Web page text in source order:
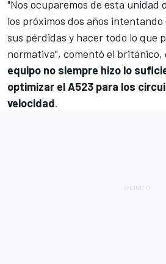
"Nos ocuparemos de esta unidad
los próximos dos años
sus pérdidas y hacer todo lo que
normativa", comentó el británico,
equipo no siempre hizo lo
optimizar el A523 para los
velocidad.